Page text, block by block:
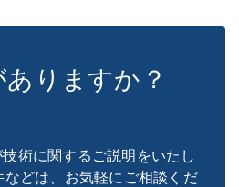
りますか？
術に関するご説明をいたし
などは、お気軽にご相談くだ